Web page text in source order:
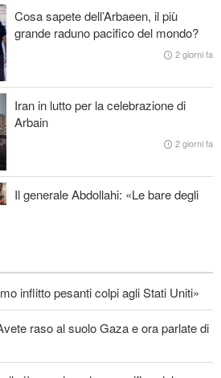
tra Iran e Oman sullo Stretto di
la capitale dello Yemen
hanno partecipato al pellegrinaggio
Cosa sapete dell’Arbaeen, il più
grande raduno pacifico del mondo?
2 giorni fa
Iran in lutto per la celebrazione di
Arbain
2 giorni fa
Il generale Abdollahi: «Le bare degli
inflitto pesanti colpi agli Stati Uniti»
raso al suolo Gaza e ora parlate di